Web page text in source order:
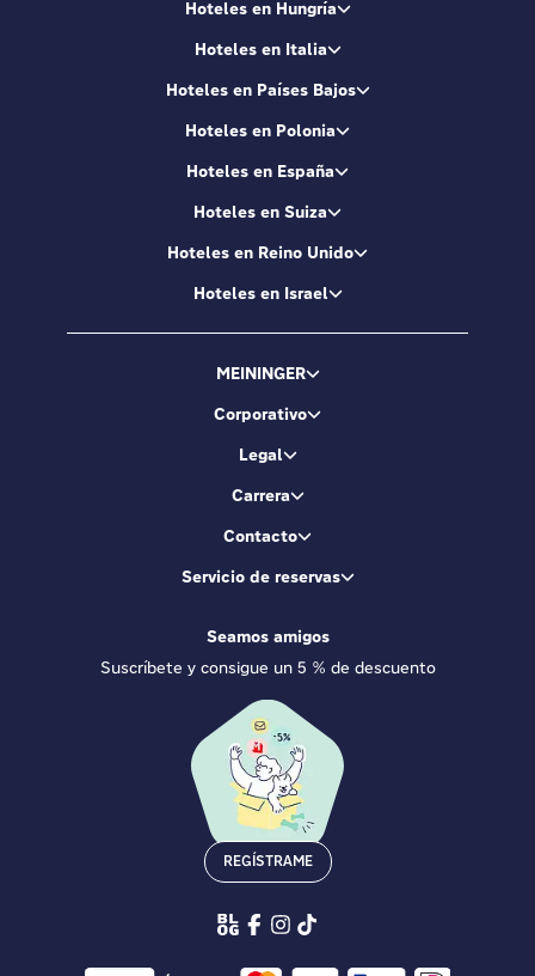
Hoteles en Hungría
Hoteles en Italia
Hoteles en Países Bajos
Hoteles en Polonia
Hoteles en España
Hoteles en Suiza
Hoteles en Reino Unido
Hoteles en Israel
MEININGER
Corporativo
Legal
Carrera
Contacto
Servicio de reservas
Seamos amigos
Suscríbete y consigue un 5 % de descuento
REGÍSTRAME